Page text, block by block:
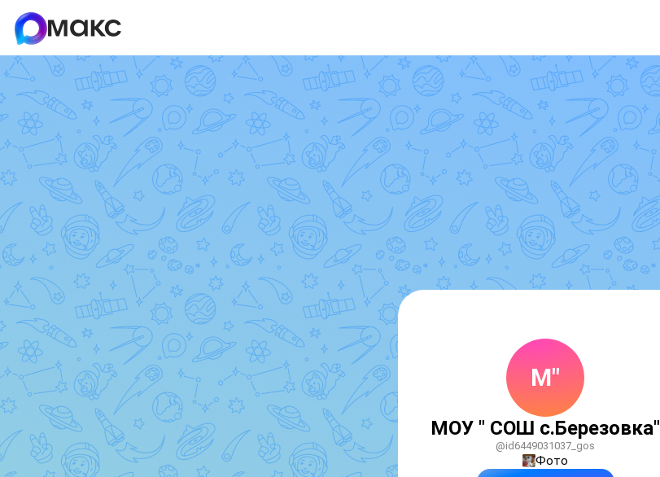
М"
МОУ " СОШ с.Березовка"
@id6449031037_gos
Фото